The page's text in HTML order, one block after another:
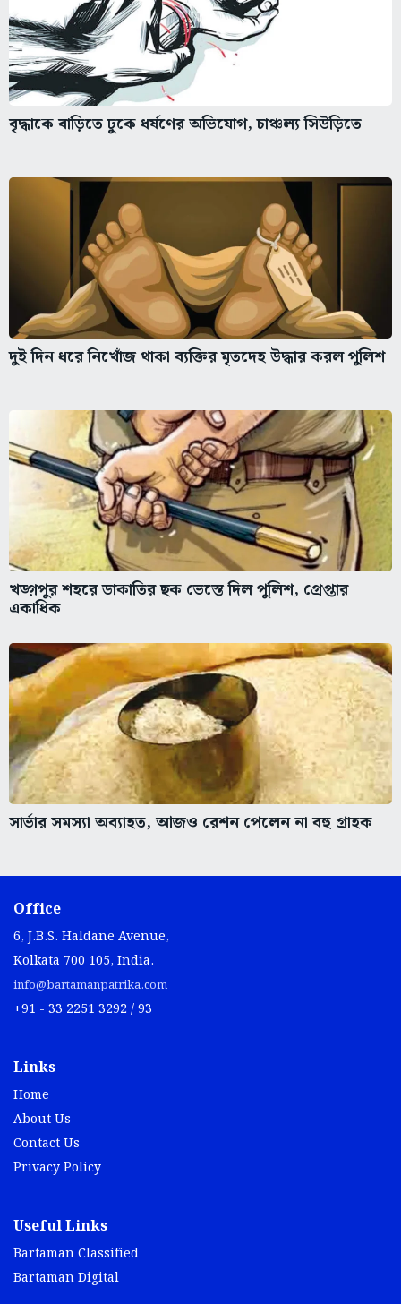
বৃদ্ধাকে বাড়িতে ঢুকে ধর্ষণের অভিযোগ, চাঞ্চল্য সিউড়িতে
দুই দিন ধরে নিখোঁজ থাকা ব্যক্তির মৃতদেহ উদ্ধার করল পুলিশ
খড়্গপুর শহরে ডাকাতির ছক ভেস্তে দিল পুলিশ, গ্রেপ্তার
একাধিক
সার্ভার সমস্যা অব্যাহত, আজও রেশন পেলেন না বহু গ্রাহক
Office
6, J.B.S. Haldane Avenue,
Kolkata 700 105, India.
info@bartamanpatrika.com
+91 - 33 2251 3292 / 93
Links
Home
About Us
Contact Us
Privacy Policy
Useful Links
Bartaman Classified
Bartaman Digital